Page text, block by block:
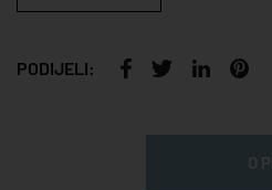
PODIJELI: